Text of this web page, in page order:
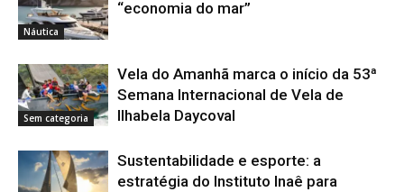
Náutica
“economia do mar”
Sem categoria
Vela do Amanhã marca o início da 53ª
Semana Internacional de Vela de
Ilhabela Daycoval
Sustentabilidade e esporte: a
estratégia do Instituto Inaê para